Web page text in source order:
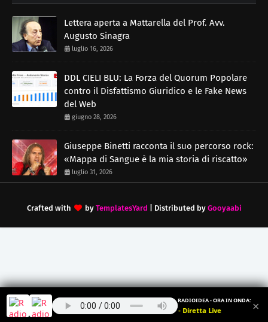
RADIOIDEA - ORA IN ONDA:
Radioidea - Diretta Live ×
Lettera aperta a Mattarella del Prof. Avv.
Augusto Sinagra
luglio 16, 2026
DDL CIELI BLU: La Forza del Quorum Popolare
contro il Disfattismo Giuridico e le Fake News
del Web
giugno 28, 2026
Giuseppe Binetti racconta il suo percorso rock:
«Mappa di Sangue è la mia storia di riscatto»
luglio 31, 2026
Crafted with by TemplatesYard | Distributed by Gooyaabi